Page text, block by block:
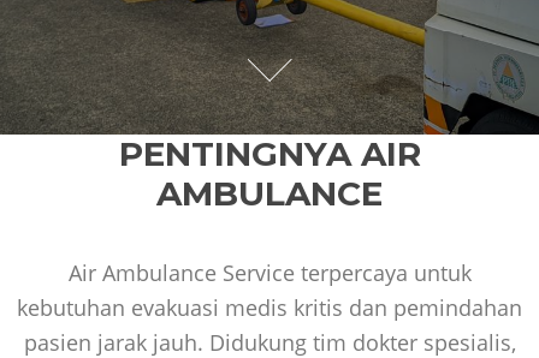
PENTINGNYA AIR
AMBULANCE
Air Ambulance Service terpercaya untuk
kebutuhan evakuasi medis kritis dan pemindahan
pasien jarak jauh. Didukung tim dokter spesialis,